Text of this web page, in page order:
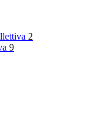
2
9